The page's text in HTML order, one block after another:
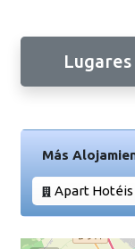
Más
Apart Hotéis